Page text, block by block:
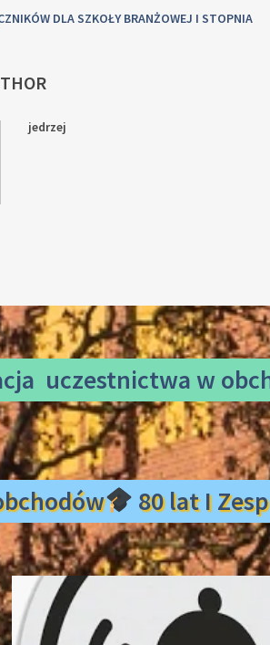
DLA SZKOŁY BRANŻOWEJ I STOPNIA
jedrzej
uczestnictwaw
80 lat I